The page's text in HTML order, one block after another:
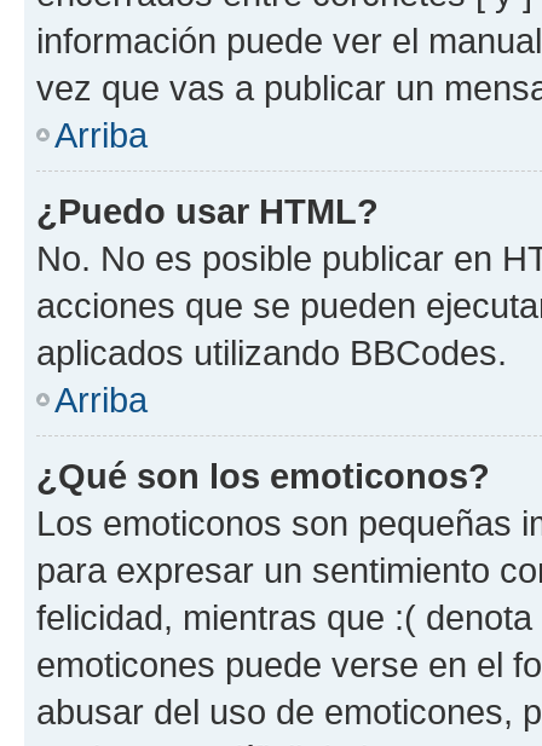
información puede ver el
vez que vas a publicar un
Arriba
¿Puedo usar HTML?
No. No es posible publicar en
acciones que se pueden
aplicados utilizando BBCodes.
Arriba
¿Qué son los emoticonos?
Los emoticonos son pequeñas
para expresar un sentimiento
felicidad, mientras que :(
emoticones puede verse en el
abusar del uso de emoticones,